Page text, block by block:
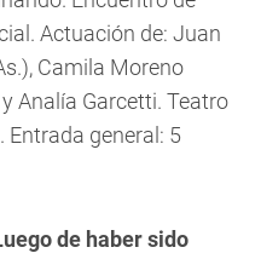
Actuación de: Juan
Camila Moreno
Analía Garcetti. Teatro
Entrada general: 5
de haber sido